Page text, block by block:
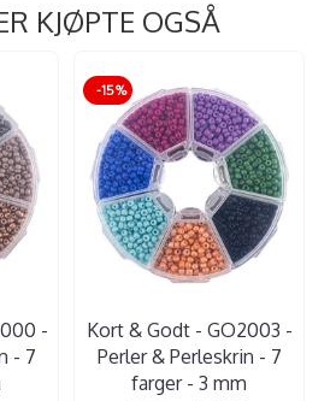
KJØPTE OGSÅ
-
- 7
-15%
Kort & Godt - GO2003 -
Perler & Perleskrin - 7
farger - 3 mm